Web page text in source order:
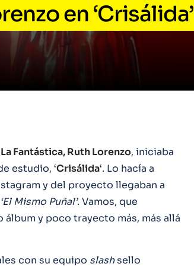
en ‘Crisálida’
Fantástica, Ruth Lorenzo, iniciaba
estudio, ‘Crisálida‘. Lo hacía a
y del proyecto llegaban a
Mismo Puñal’. Vamos, que
álbum y poco trayecto más, más allá
con su equipo slashsello